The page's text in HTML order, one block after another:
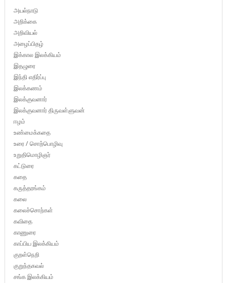
அயல்நாடு
அறிக்கை
அறிவியல்
அழைப்பிதழ்
இக்கால இலக்கியம்
இதழுரை
இந்தி எதிர்ப்பு
இலக்கணம்
இலக்குவனார்
இலக்குவனார் திருவள்ளுவன்
ஈழம்
உண்மைக்கதை
உரை / சொற்பொழிவு
உறுதிமொழிஞர்
கட்டுரை
கதை
கருத்தரங்கம்
கலை
கலைச்சொற்கள்
கவிதை
காணுரை
காப்பிய இலக்கியம்
குறள்நெறி
குறுந்தகவல்
சங்க இலக்கியம்